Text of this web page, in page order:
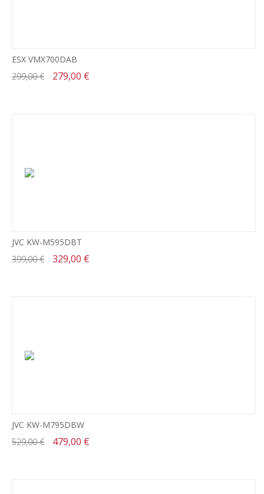
ESX VMX700DAB
299,00 €
279,00 €
JVC KW-M595DBT
399,00 €
329,00 €
JVC KW-M795DBW
529,00 €
479,00 €